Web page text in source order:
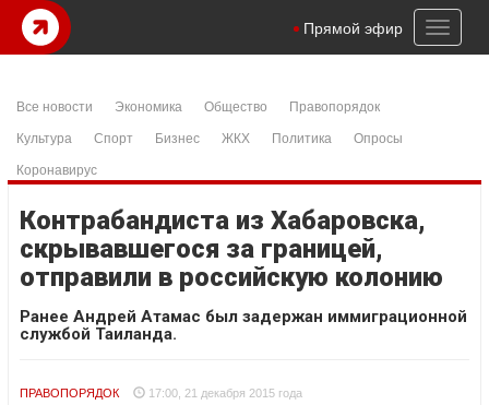
Toggle
Прямой эфир
Все новости Экономика Общество
Правопорядок
Культура
Спорт Бизнес ЖКХ Политика
Опросы
Коронавирус
Контрабандиста из Хабаровска,
скрывавшегося за границей,
отправили в российскую колонию
Ранее Андрей Атамас был задержан иммиграционной
службой Таиланда.
ПРАВОПОРЯДОК 17:00, 21 декабря 2015 года